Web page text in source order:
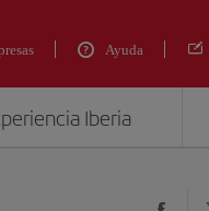
Ayuda
Iberia